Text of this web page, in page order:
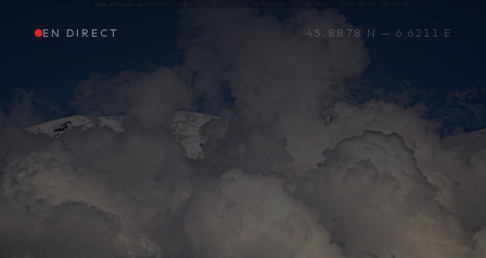
EN DIRECT 45.8878 N — 6.6211 E